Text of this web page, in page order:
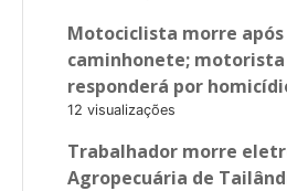
Motociclista morre
caminhonete;
responderá por
12 visualizações
Trabalhador morre
Agropecuária de